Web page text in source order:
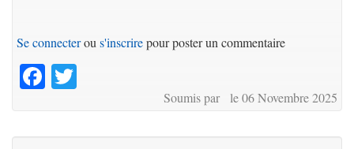
Se connecterou s'inscrirepour poster un commentaire
Facebook
Soumis par le 06 Novembre 2025